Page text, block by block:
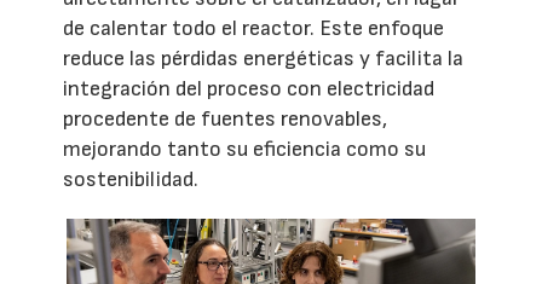
de calentar todo el reactor. Este enfoque
reduce las pérdidas energéticas y facilita la
integración del proceso con electricidad
procedente de fuentes renovables,
mejorando tanto su eficiencia como su
sostenibilidad.